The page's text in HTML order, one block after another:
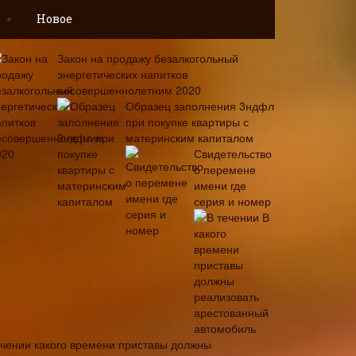
Новое
Закон на продажу безалкогольный
энергетических напитков
несовершеннолетним 2020
Образец заполнения 3ндфл
при покупке квартиры с
материнским капиталом
Свидетельство
о перемене
имени где
серия и номер
В
какого времени приставы должны